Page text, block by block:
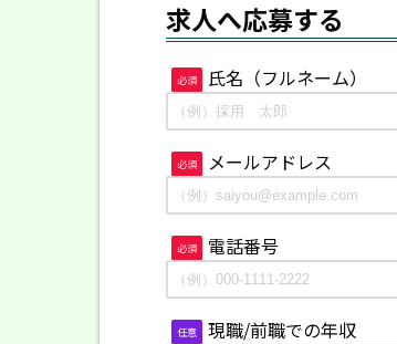
求人へ応募する
必須 氏名（フルネーム）
必須 メールアドレス
必須 電話番号
任意 現職/前職での年収